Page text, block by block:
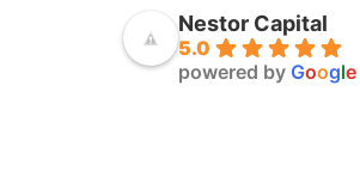
Nestor Capital
5.0
powered by Google